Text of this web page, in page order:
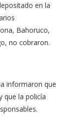
en la
Bahoruco,
no cobraron.
informaron que
que la policía